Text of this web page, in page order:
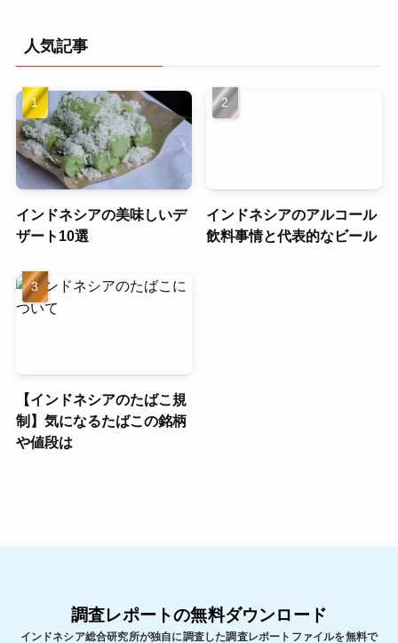
人気記事
インドネシアの美味しいデ
ザート10選
インドネシアのアルコール
飲料事情と代表的なビール
【インドネシアのたばこ規
制】気になるたばこの銘柄
や値段は
調査レポートの無料ダウンロード
インドネシア総合研究所が独自に調査した調査レポートファイルを無料で